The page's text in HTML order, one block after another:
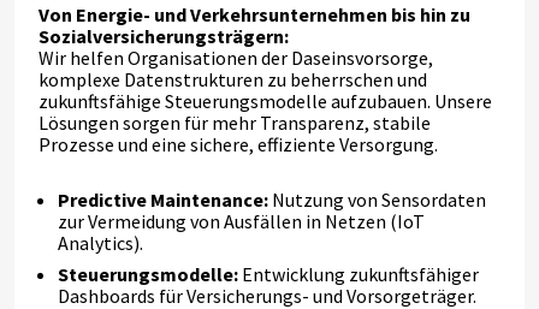
Von Energie- und Verkehrsunternehmen bis hin zu
Sozialversicherungsträgern:
Wir helfen Organisationen der Daseinsvorsorge,
komplexe Datenstrukturen zu beherrschen und
zukunftsfähige Steuerungsmodelle aufzubauen. Unsere
Lösungen sorgen für mehr Transparenz, stabile
Prozesse und eine sichere, effiziente Versorgung.
Predictive Maintenance: Nutzung von Sensordaten
zur Vermeidung von Ausfällen in Netzen (IoT
Analytics).
Steuerungsmodelle: Entwicklung zukunftsfähiger
Dashboards für Versicherungs- und Vorsorgeträger.